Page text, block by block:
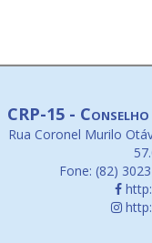
CRP-15 -
Rua Coronel Murilo
Fone: (82)